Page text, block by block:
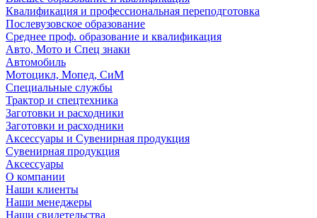
Квалификация и профессиональная переподготовка
Послевузовское образование
Среднее проф. образование и квалификация
Авто, Мото и Спец знаки
Автомобиль
Мотоцикл, Мопед, СиМ
Специальные службы
Трактор и спецтехника
Заготовки и расходники
Заготовки и расходники
Аксессуары и Сувенирная продукция
Сувенирная продукция
Аксессуары
О компании
Наши клиенты
Наши менеджеры
Наши свидетельства